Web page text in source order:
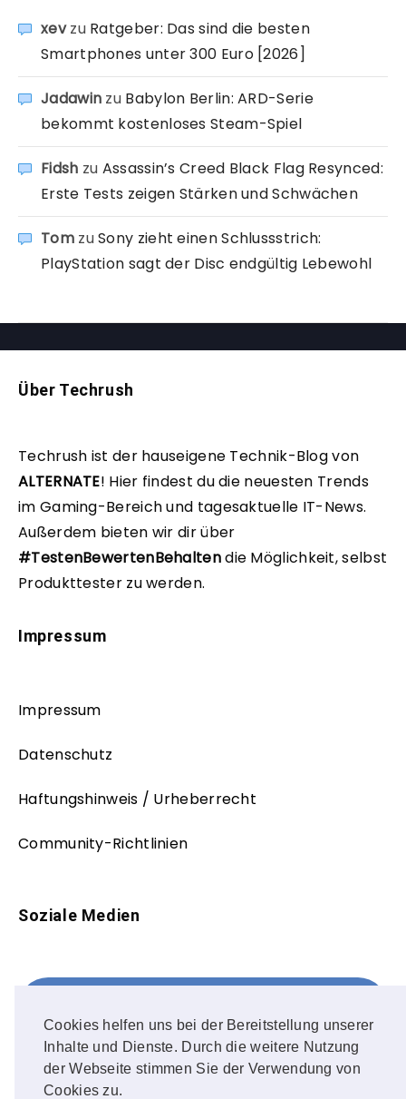
Cookies helfen uns bei der Bereitstellung unserer
Inhalte und Dienste. Durch die weitere Nutzung
der Webseite stimmen Sie der Verwendung von
Cookies zu.
xevzu Ratgeber: Das sind die besten
Smartphones unter 300 Euro [2026]
Jadawin zu Babylon Berlin: ARD-Serie
bekommt kostenloses Steam-Spiel
Fidsh zu Assassin’s Creed Black Flag Resynced:
Erste Tests zeigen Stärken und Schwächen
TomzuSony zieht einen Schlussstrich:
PlayStation sagt der Disc endgültig Lebewohl
Über Techrush
Techrush ist der hauseigene Technik-Blog von
ALTERNATE! Hier findest du die neuesten Trends
im Gaming-Bereich und tagesaktuelle IT-News.
Außerdem bieten wir dir über
#TestenBewertenBehaltendie Möglichkeit, selbst
Produkttester zu werden.
Impressum
Impressum
Datenschutz
Haftungshinweis / Urheberrecht
Community-Richtlinien
Soziale Medien
FOLLOW ME!
Instagram
OUR PHOTOS!